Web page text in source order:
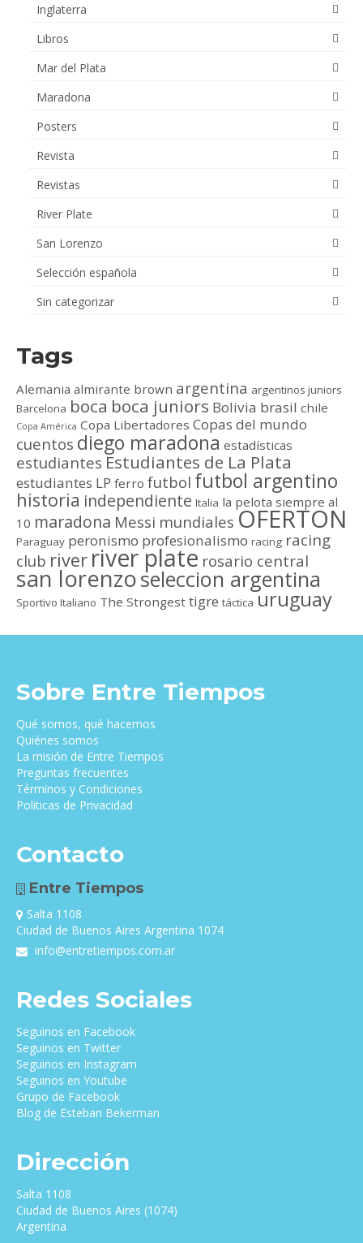
Inglaterra
Libros
Mar del Plata
Maradona
Posters
Revista
Revistas
River Plate
San Lorenzo
Selección española
Sin categorizar
Tags
Alemania almirante brown argentina argentinos juniors
Barcelona boca boca juniors Bolivia brasil chile
Copa América Copa Libertadores Copas del mundo
cuentos diego maradona estadísticas
estudiantes Estudiantes de La Plata
estudiantes LP ferro futbol futbol argentino
historia independiente Italia la pelota siempre al
10 maradona Messi mundiales OFERTON
Paraguay peronismo profesionalismo racing racing
club river river plate rosario central
san lorenzoseleccion argentina
Sportivo Italiano The Strongest tigre táctica uruguay
Sobre Entre Tiempos
Qué somos, qué hacemos
Quiénes somos
La misión de Entre Tiempos
Preguntas frecuentes
Términos y Condiciones
Politicas de Privacidad
Contacto
Entre Tiempos
Salta 1108
Ciudad de Buenos Aires Argentina 1074
info@entretiempos.com.ar
Redes Sociales
Seguinos en Facebook
Seguinos en Twitter
Seguinos en Instagram
Seguinos en Youtube
Grupo de Facebook
Blog de Esteban Bekerman
Dirección
Salta 1108
Ciudad de Buenos Aires (1074)
Argentina